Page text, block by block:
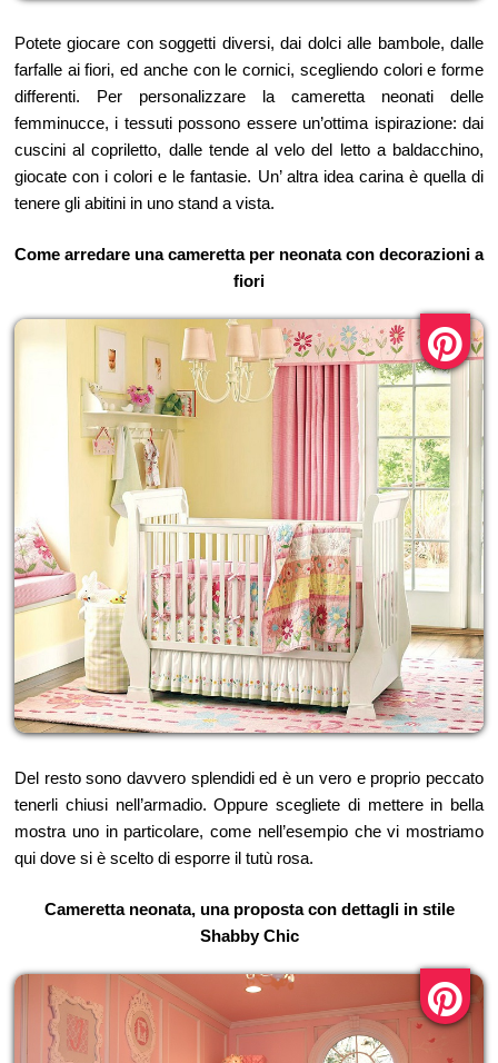
Potete giocare con soggetti diversi, dai dolci alle bambole, dalle
farfalle ai fiori, ed anche con le cornici, scegliendo colori e forme
differenti. Per personalizzare la cameretta neonati delle
femminucce, i tessuti possono essere un’ottima ispirazione: dai
cuscini al copriletto, dalle tende al velo del letto a baldacchino,
giocate con i colori e le fantasie. Un’ altra idea carina è quella di
tenere gli abitini in uno stand a vista.
Come arredare una cameretta per neonata con decorazioni a
fiori
Del resto sono davvero splendidi ed è un vero e proprio peccato
tenerli chiusi nell’armadio. Oppure scegliete di mettere in bella
mostra uno in particolare, come nell’esempio che vi mostriamo
qui dove si è scelto di esporre il tutù rosa.
Cameretta neonata, una proposta con dettagli in stile
Shabby Chic